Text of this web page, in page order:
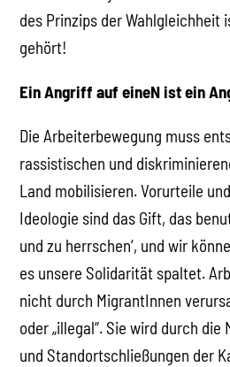
des Prinzips der Wahlgleichheit
gehört!
Ein Angriff auf eineN ist ein
Die Arbeiterbewegung muss
rassistischen und
Land mobilisieren. Vorurteile
Ideologie sind das Gift, das
und zu herrschen‘, und wir
es unsere Solidarität spaltet.
nicht durch MigrantInnen
oder „illegal“. Sie wird durch die
und Standortschließungen der